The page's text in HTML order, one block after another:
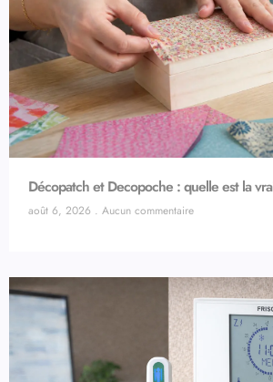
Décopatch et Decopoche : quelle est la
août 6, 2026 Aucun commentaire